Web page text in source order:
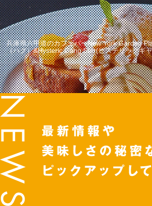
兵庫県六甲道のカフェバーNew York Garden
（ハグ）&Hysteric Gang Star(ヒステリックギ